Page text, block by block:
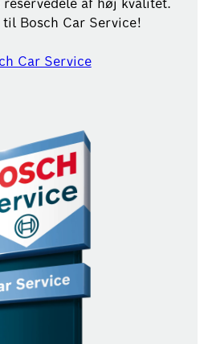
af høj kvalitet.
Bosch Car Service!
Car Service